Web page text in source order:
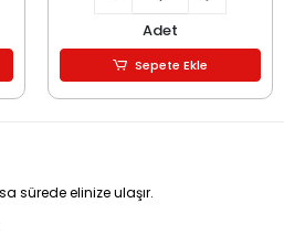
Adet
Sepete Ekle
sürede elinize ulaşır.